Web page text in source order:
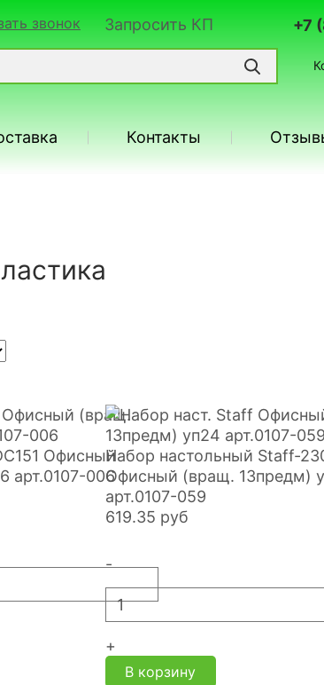
звонок Запросить КП +7
Контакты
Офисный
арт.0107-006
Набор настольный Staff-
Офисный (вращ. 13предм)
арт.0107-059
619.35 руб
-
+
В корзину